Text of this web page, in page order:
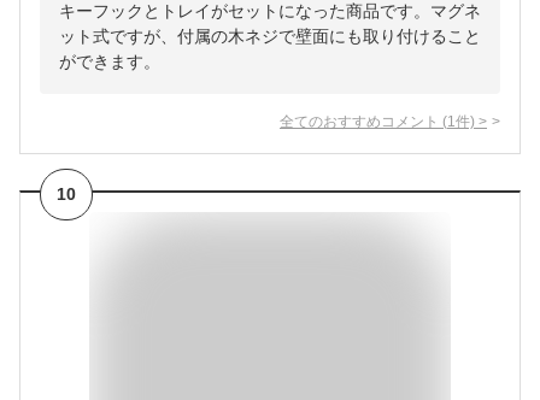
キーフックとトレイがセットになった商品です。マグネ
ット式ですが、付属の木ネジで壁面にも取り付けること
ができます。
全てのおすすめコメント (1 件) >
10